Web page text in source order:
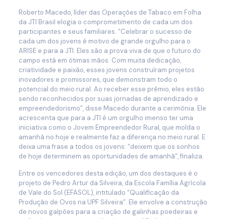
Roberto Macedo, líder das Operações de Tabaco em Folha
da JTI Brasil elogia o comprometimento de cada um dos
participantes e seus familiares. “Celebrar o sucesso de
cada um dos jovens é motivo de grande orgulho para o
ARISE e para a JTI. Eles são a prova viva de que o futuro do
campo está em ótimas mãos. Com muita dedicação,
criatividade e paixão, esses jovens construíram projetos
inovadores e promissores, que demonstram todo o
potencial do meio rural. Ao receber esse prêmio, eles estão
sendo reconhecidos por suas jornadas de aprendizado e
empreendedorismo”, disse Macedo durante a cerimônia. Ele
acrescenta que para a JTI é um orgulho imenso ter uma
iniciativa como o Jovem Empreendedor Rural, que molda o
amanhã no hoje e realmente faz a diferença no meio rural. E
deixa uma frase a todos os jovens: “deixem que os sonhos
de hoje determinem as oportunidades de amanhã”, finaliza.
Entre os vencedores desta edição, um dos destaques é o
projeto de Pedro Artur da Silveira, da Escola Família Agrícola
de Vale do Sol (EFASOL), intitulado “Qualificação da
Produção de Ovos na UPF Silveira”. Ele envolve a construção
de novos galpões para a criação de galinhas poedeiras e